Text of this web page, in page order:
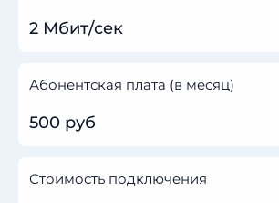
2 Мбит/сек
Абонентская плата (в месяц)
500 руб
Стоимость подключения